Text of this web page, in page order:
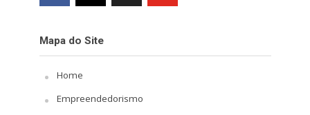
Mapa do Site
Home
Empreendedorismo